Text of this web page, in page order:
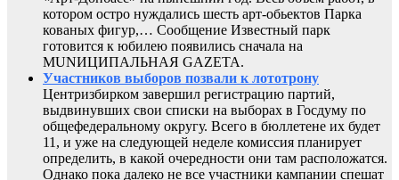
котором остро нуждались шесть арт-обьектов Парка
кованых фигур,… Сообщение Известный парк
готовится к юбилею появились сначала на
MUNИЦИПАЛЬНАЯ GAZЕТА.
Участников выборов позвали к лототрону
Центризбирком завершил регистрацию партий,
выдвинувших свои списки на выборах в Госдуму по
общефедеральному округу. Всего в бюллетене их будет
11, и уже на следующей неделе комиссия планирует
определить, в какой очередности они там расположатся.
Однако пока далеко не все участники кампании спешат